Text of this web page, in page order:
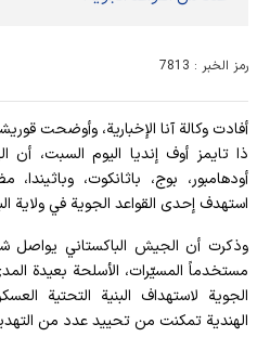
رمز الخبر : 7813
أفادت وکالة آنا الإخباریة، وأوضحت
ذا تايمز أوف إنديا اليوم السبت،
أودهامبور، بوج، باثانكوت،
استهدف إحدى القواعد الجوية في ولاية
وذكرت أن الجيش الباكستاني يواصل
مستخدماً المسيّرات، الأسلحة بعيدة
الجوية لاستهداف البنية التحتية
الهندية تمكنت من تحييد عدد من